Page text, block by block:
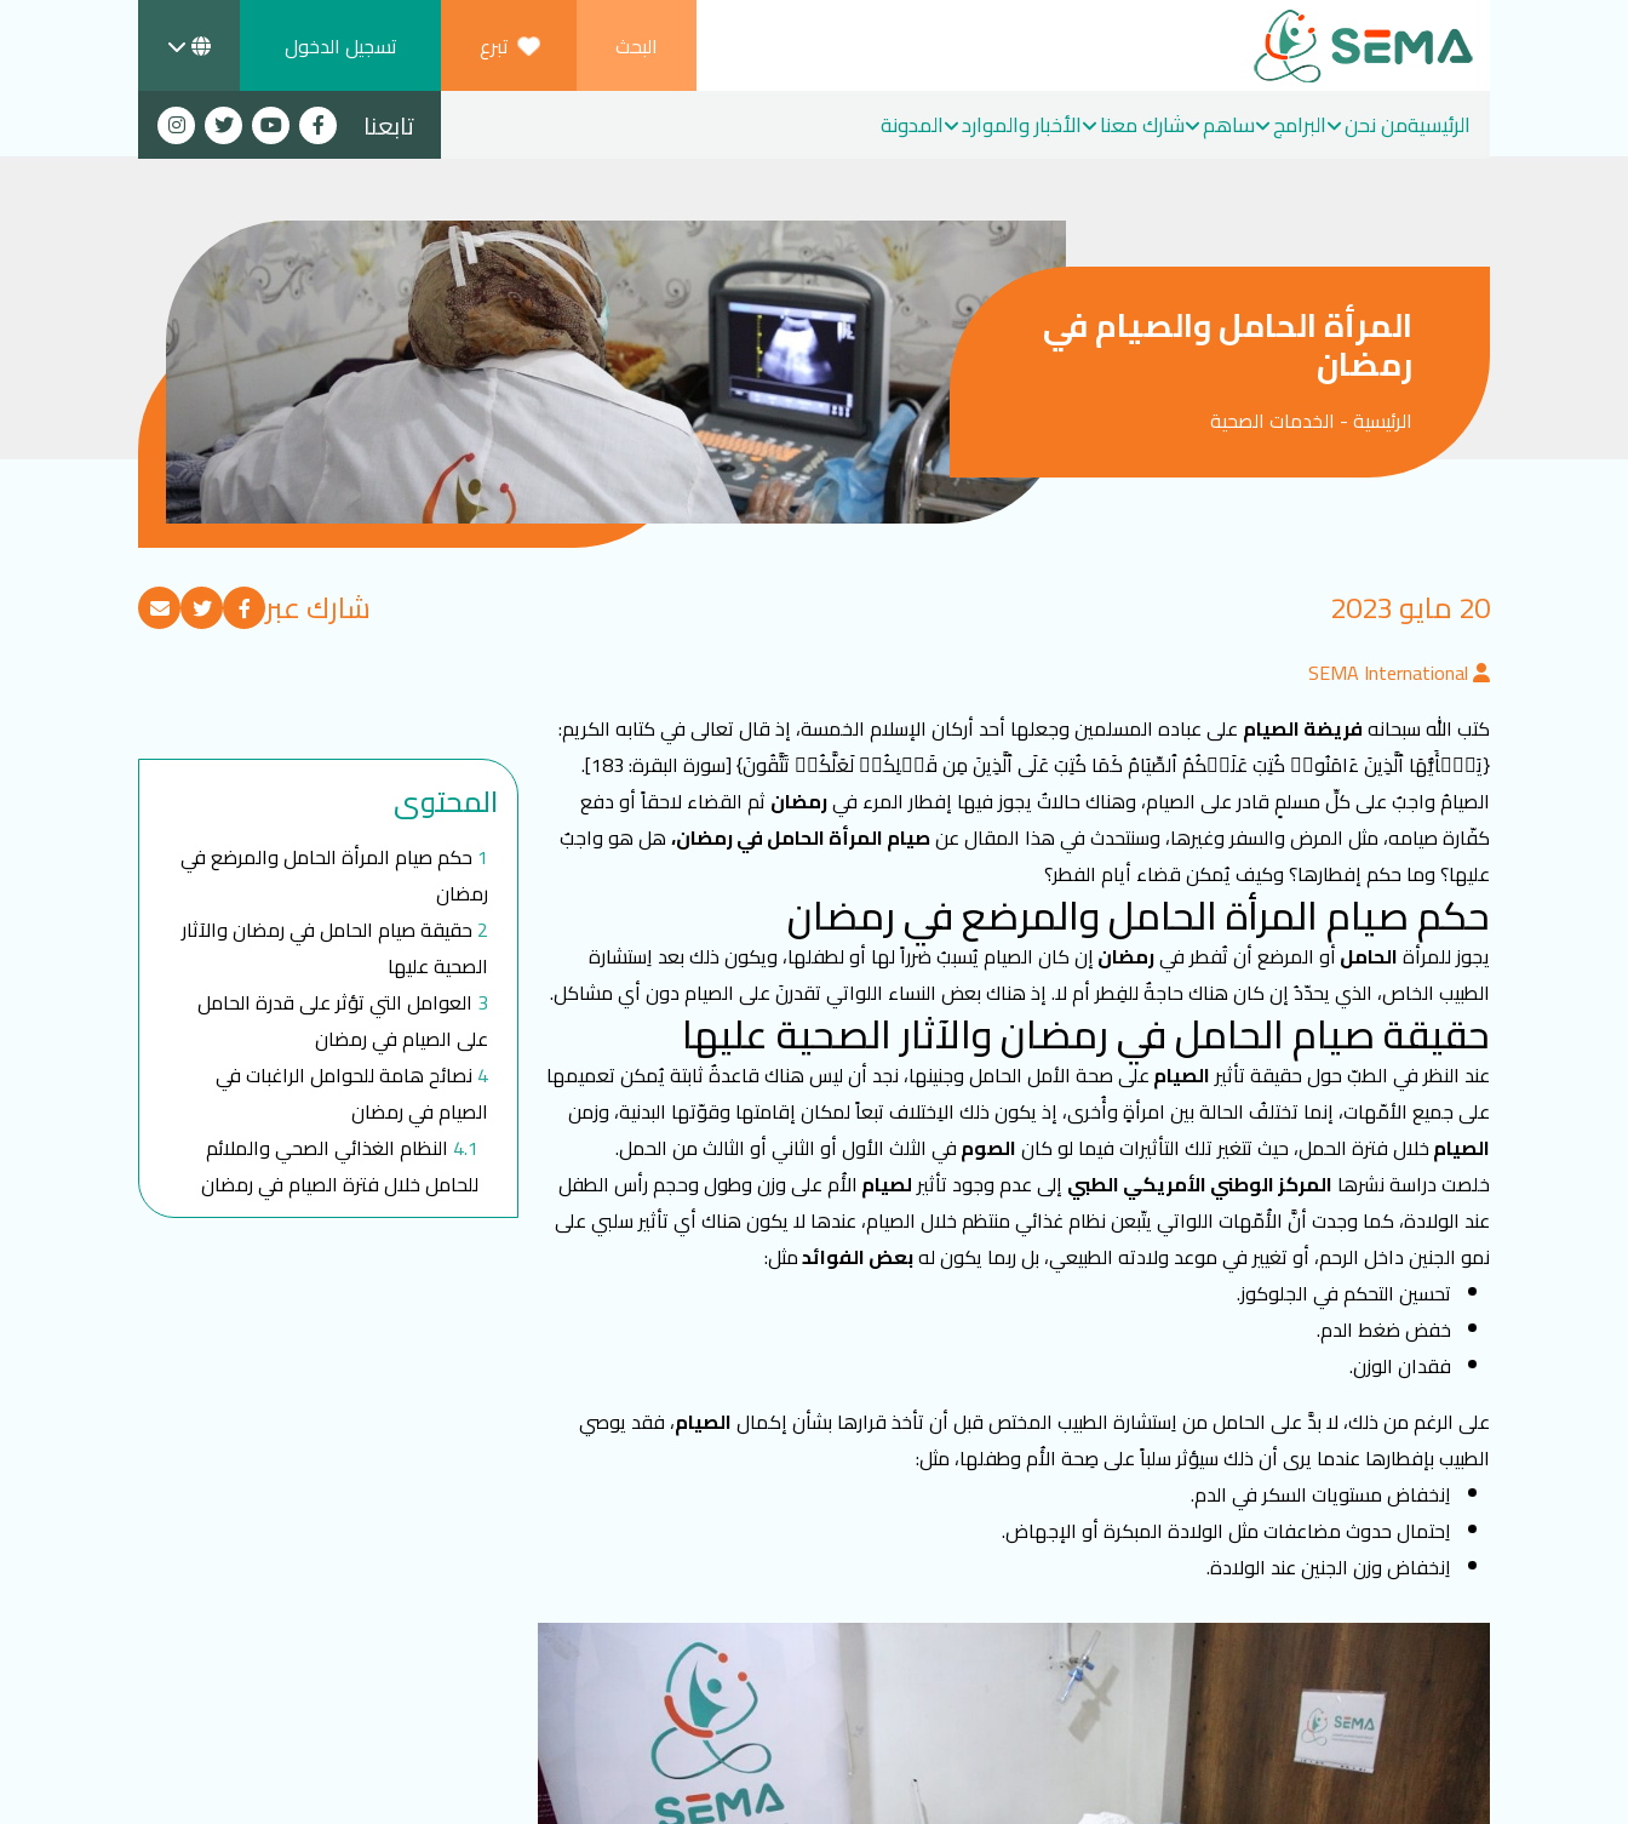
البحث تبرع تسجيل الدخول
الرئيسيةمن نحن البرامج ساهم شارك معنا الأخبار والموارد المدونة تابعنا
المرأة الحامل والصيام في
رمضان
الرئيسية- الخدمات الصحية
20 مايو 2023 شارك عبر
SEMA International
كتب الله سبحانهفريضة الصيام على عباده المسلمين وجعلها أحد أركان الإسلام الخمسة، إذ قال تعالى في كتابه الكريم:
{یَـٰۤأَیُّهَا ٱلَّذِینَ ءَامَنُوا۟ كُتِبَ عَلَیۡكُمُ ٱلصِّیَامُ كَمَا كُتِبَ عَلَى ٱلَّذِینَ مِن قَبۡلِكُمۡ لَعَلَّكُمۡ تَتَّقُونَ} [سورة البقرة: 183].
الصيامُ واجبٌ على كلِّ مسلمٍ قادر على الصيام، وهناك حالاتٌ يجوز فيها إفطار المرء فيرمضان ثم القضاء لاحقاً أو دفع
كفّارة صيامه، مثل المرض والسفر وغيرها، وسنتحدث في هذا المقال عنصيام المرأة الحامل في رمضان،هل هو واجبٌ
عليها؟ وما حكم إفطارها؟ وكيف يُمكن قضاء أيام الفطر؟
حكم صيام المرأة الحامل والمرضع في رمضان
يجوزللمرأةالحاملأو المرضع أن تُفطر فيرمضانإن كان الصيام يُسببُ ضرراً لها أو لطفلها، ويكون ذلك بعد اِستشارة
الطبيب الخاص، الذي يحدّدُ إن كان هناك حاجةٌ للفِطر أم لا. إذ هناك بعض النساء اللواتي تقدرنَ على الصيام دون أي مشاكل.
حقيقة صيام الحامل في رمضان والآثار الصحية عليها
عند النظر في الطبّ حول حقيقة تأثيرالصيامعلى صحة الأمل الحامل وجنينها، نجد أن ليس هناك قاعدةٌ ثابتة يُمكن تعميمها
على جميع الأمّهات، إنما تختلفُ الحالة بين امرأةٍ وأُخرى، إذ يكون ذلك الاِختلاف تبعاً لمكان إقامتها وقوّتها البدنية، وزمن
الصيامخلال فترة الحمل، حيث تتغير تلك التأثيرات فيما لو كانالصومفي الثلث الأول أو الثاني أو الثالث من الحمل.
خلصت دراسة نشرها المركز الوطني الأمريكي الطبي إلى عدم وجود تأثيرلصيام الأُم على وزن وطول وحجم رأس الطفل
عند الولادة، كما وجدت أنَّ الأُمّهات اللواتي يتّبعن نظام غذائي منتظم خلال الصيام، عندها لا يكون هناك أي تأثير سلبي على
نمو الجنين داخل الرحم، أو تغيير في موعد ولادته الطبيعي، بل ربما يكون لهبعض الفوائدمثل:
تحسين التحكم في الجلوكوز.
خفض ضغط الدم.
فقدان الوزن.
على الرغم من ذلك، لا بدَّ على الحامل من اِستشارة الطبيب المختص قبل أن تأخذ قرارها بشأن إكمالالصيام، فقد يوصي
الطبيب بإفطارها عندما يرى أن ذلك سيؤثر سلباً على صِحة الأُم وطفلها، مثل:
اِنخفاض مستويات السكر في الدم.
اِحتمال حدوث مضاعفات مثل الولادة المبكرة أو الإجهاض.
اِنخفاض وزن الجنين عند الولادة.
المحتوى
حكم صيام المرأة الحامل والمرضع في
رمضان
حقيقة صيام الحامل في رمضان والآثار
الصحية عليها
العوامل التي تؤثر على قدرة الحامل
على الصيام في رمضان
نصائح هامة للحوامل الراغبات في
الصيام في رمضان
النظام الغذائي الصحي والملائم
للحامل خلال فترة الصيام في رمضان
مواقف الفقهاء والأطباء بخصوص